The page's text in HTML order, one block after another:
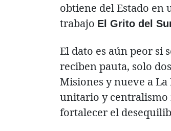
obtiene del Estado en
trabajo El Grito del
El dato es aún peor si
reciben pauta, solo
Misiones y nueve a
unitario y centralismo
fortalecer el